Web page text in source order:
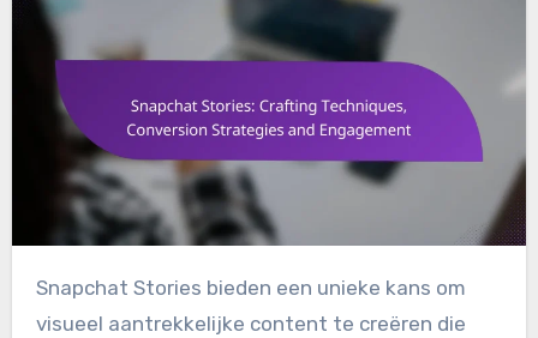
Snapchat Stories bieden een unieke kans om
visueel aantrekkelijke content te creëren die